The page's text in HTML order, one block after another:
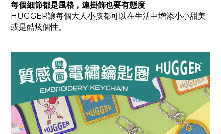
每個細節都是風格，連掛飾也要有態度
HUGGER讓每個大人小孩都可以在生活中增添小小甜美
或是酷炫個性。